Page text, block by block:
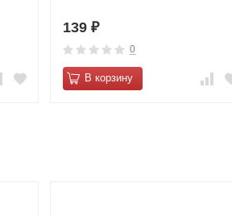
139 ₽
0
В корзину